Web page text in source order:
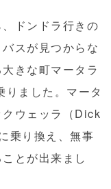
ドンドラ行きの
スが見つからな
きな町マータラ
りました。マータ
ウェッラ（Dick
乗り換え、無事
とが出来まし